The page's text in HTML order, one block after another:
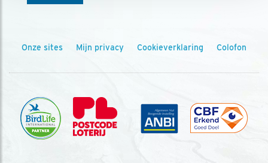
Onze sites Mijn privacy Cookieverklaring Colofon